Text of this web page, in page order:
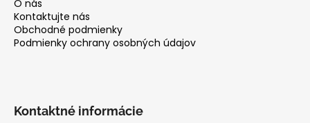
O nás
Kontaktujte nás
Obchodné podmienky
Podmienky ochrany osobných údajov
Kontaktné informácie